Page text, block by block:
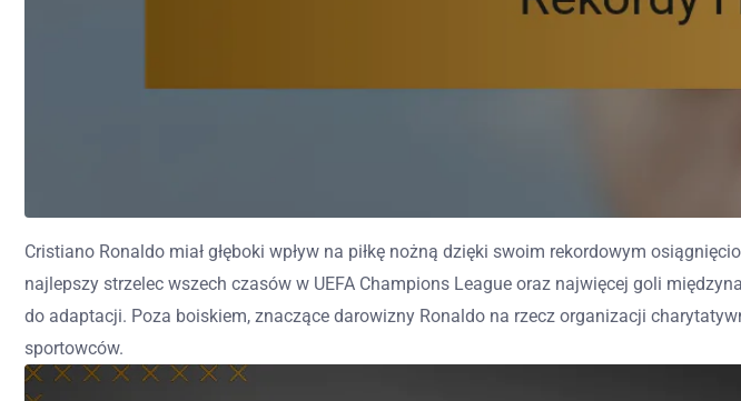
Cristiano Ronaldo miał głęboki wpływ na piłkę nożną dzięki swoim rekordowym
najlepszy strzelec wszech czasów w UEFA Champions League oraz najwięcej goli
do adaptacji. Poza boiskiem, znaczące darowizny Ronaldo na rzecz organizacji
sportowców.